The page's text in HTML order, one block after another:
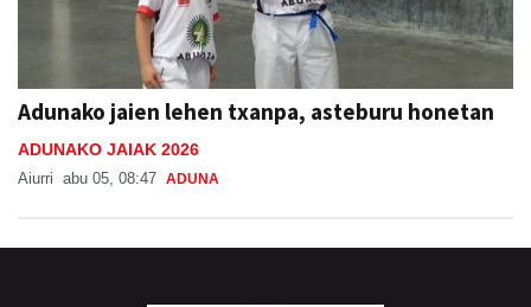
Adunako jaien lehen txanpa, asteburu honetan
ADUNAKO JAIAK 2026
Aiurri abu 05, 08:47 ADUNA